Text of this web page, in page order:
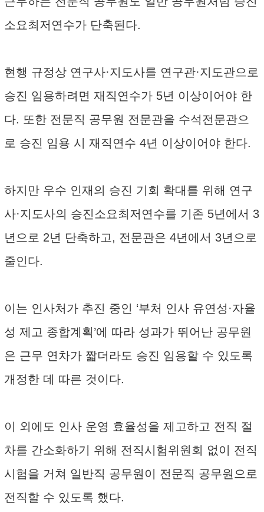
소요최저연수가 단축된다.
현행 규정상 연구사·지도사를 연구관·지도관으로
승진 임용하려면 재직연수가 5년 이상이어야 한
다. 또한 전문직 공무원 전문관을 수석전문관으
로 승진 임용 시 재직연수 4년 이상이어야 한다.
하지만 우수 인재의 승진 기회 확대를 위해 연구
사·지도사의 승진소요최저연수를 기존 5년에서 3
년으로 2년 단축하고, 전문관은 4년에서 3년으로
줄인다.
이는 인사처가 추진 중인 ‘부처 인사 유연성·자율
성 제고 종합계획’에 따라 성과가 뛰어난 공무원
은 근무 연차가 짧더라도 승진 임용할 수 있도록
개정한 데 따른 것이다.
이 외에도 인사 운영 효율성을 제고하고 전직 절
차를 간소화하기 위해 전직시험위원회 없이 전직
시험을 거쳐 일반직 공무원이 전문직 공무원으로
전직할 수 있도록 했다.